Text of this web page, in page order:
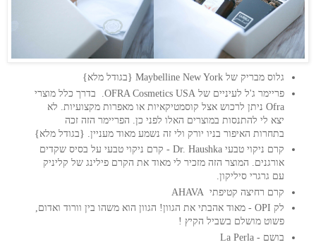
גלוס מבריק של Maybelline New York {בגודל מלא}
פריימר ג'ל לעיניים של OFRA Cosmetics USA. בדרך כלל מוצרי
Ofra ניתן לרכוש אצל קוסמטיקאיות או מאפרות מקצועיות. לא
יצא לי להתנסות במוצרים האלו לפני כן. הפריימר הזה זכה
בתחרות האיפור בניו יורק ולי זה נשמע מאוד מעניין. {בגודל מלא}
קרם ניקוי טבעי Dr. Haushka - קרם ניקוי טבעי על בסיס שקדים
אורגנים. המוצר הזה מזכיר לי מאוד את הקרם פילינג של קליניק
עם גרגרי סיליקון.
קרם רחיצה קטיפתי AHAVA
לק OPI - מאוד אהבתי את הגוון! הגוון הוא משהו בין וורוד ואדום,
פשוט מושלם בשביל הקיץ !
בושם - La Perla